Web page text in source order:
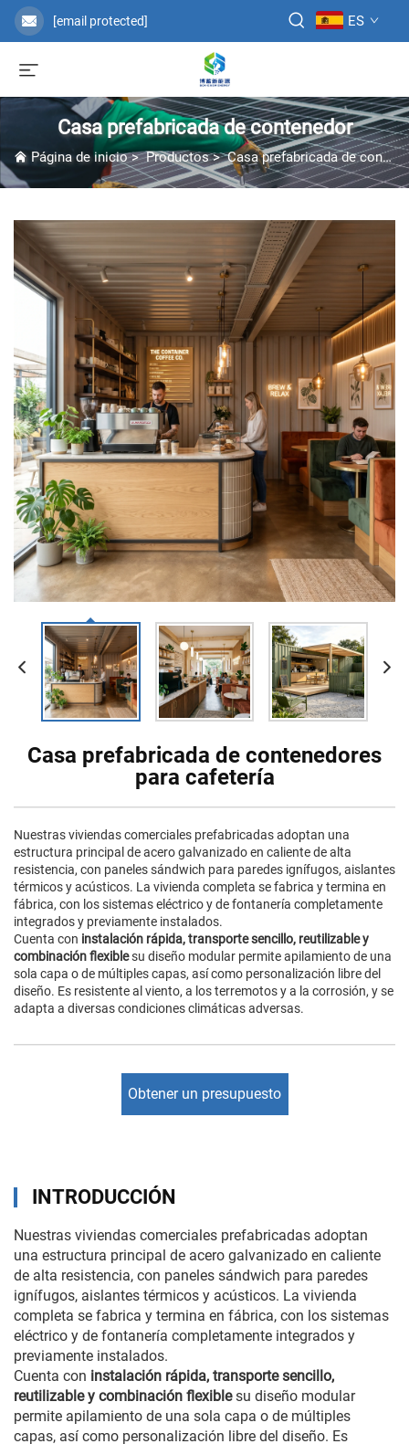
[email protected] ES
Casa prefabricada de contenedor
Página de inicio>Productos>Casa prefabricada de contenedor
Casa prefabricada de contenedores
para cafetería
Nuestras viviendas comerciales prefabricadas adoptan una
estructura principal de acero galvanizado en caliente de alta
resistencia, con paneles sándwich para paredes ignífugos, aislantes
térmicos y acústicos. La vivienda completa se fabrica y termina en
fábrica, con los sistemas eléctrico y de fontanería completamente
integrados y previamente instalados.
Cuenta con instalación rápida, transporte sencillo, reutilizable y
combinación flexiblesu diseño modular permite apilamiento de una
sola capa o de múltiples capas, así como personalización libre del
diseño. Es resistente al viento, a los terremotos y a la corrosión, y se
adapta a diversas condiciones climáticas adversas.
Obtener un presupuesto
INTRODUCCIÓN
Nuestras viviendas comerciales prefabricadas adoptan
una estructura principal de acero galvanizado en caliente
de alta resistencia, con paneles sándwich para paredes
ignífugos, aislantes térmicos y acústicos. La vivienda
completa se fabrica y termina en fábrica, con los sistemas
eléctrico y de fontanería completamente integrados y
previamente instalados.
Cuenta con instalación rápida, transporte sencillo,
reutilizable y combinación flexiblesu diseño modular
permite apilamiento de una sola capa o de múltiples
capas, así como personalización libre del diseño. Es